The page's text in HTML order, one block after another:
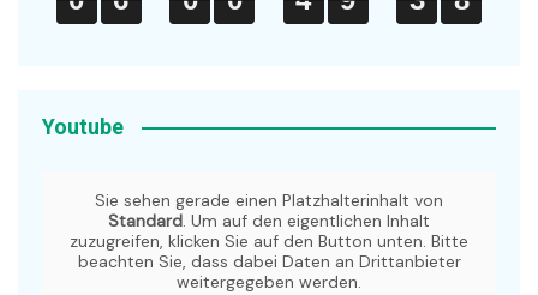
Youtube
Sie sehen gerade einen Platzhalterinhalt von
Standard. Um auf den eigentlichen Inhalt
zuzugreifen, klicken Sie auf den Button unten. Bitte
beachten Sie, dass dabei Daten an Drittanbieter
weitergegeben werden.